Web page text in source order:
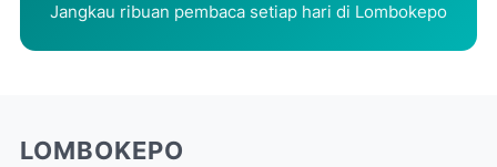
Jangkau ribuan pembaca setiap hari di Lombokepo
LOMBOKEPO